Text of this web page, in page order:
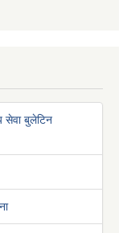
सेवा बुलेटिन